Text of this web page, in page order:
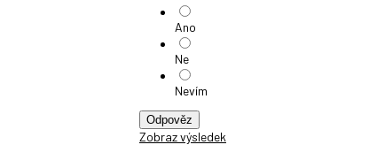
Ano
Ne
Nevím
Odpověz
Zobraz výsledek